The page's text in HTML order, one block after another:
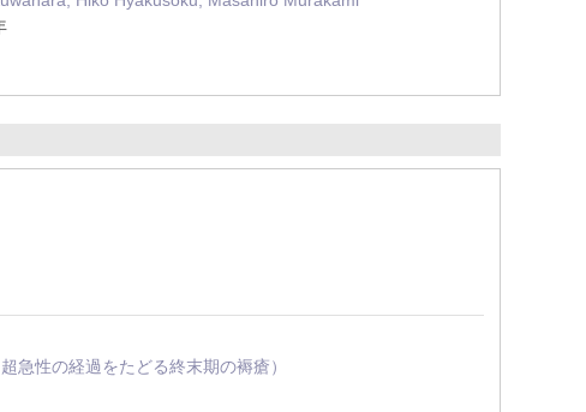
急性の経過をたどる終末期の褥瘡）